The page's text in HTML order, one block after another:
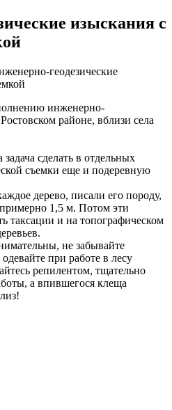
изыскания с
геодезические
инженерно-
районе, вблизи села
сделать в отдельных
съемки еще и подеревную
дерево, писали его породу,
1,5 м. Потом эти
таксации и на топографическом
не забывайте
при работе в лесу
репилентом, тщательно
а впившегося клеща